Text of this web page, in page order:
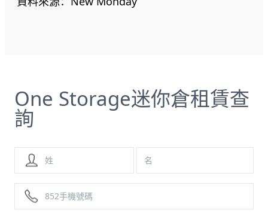
One Storage迷你倉租賃查
詢